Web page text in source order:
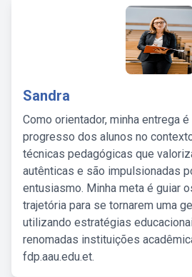
Sandra
Como orientador, minha entrega
progresso dos alunos no
técnicas pedagógicas que
autênticas e são impulsionadas
entusiasmo. Minha meta é guiar
trajetória para se tornarem uma
utilizando estratégias
renomadas instituições
fdp.aau.edu.et.